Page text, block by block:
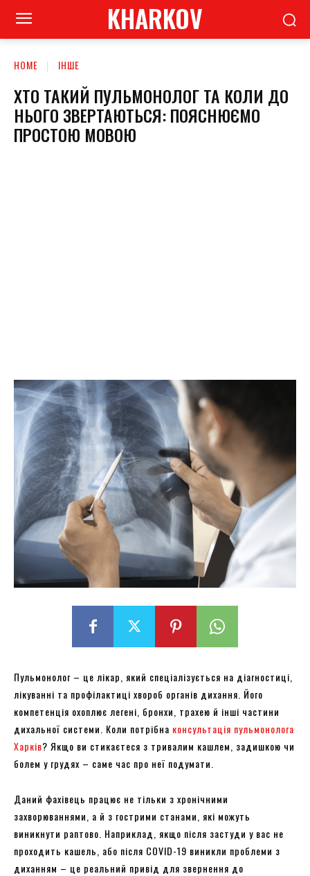
KHARKOV
HOME ІНШЕ
ХТО ТАКИЙ ПУЛЬМОНОЛОГ ТА КОЛИ ДО
НЬОГО ЗВЕРТАЮТЬСЯ: ПОЯСНЮЄМО
ПРОСТОЮ МОВОЮ
Пульмонолог – це лікар, який спеціалізується на діагностиці,
лікуванні та профілактиці хвороб органів дихання. Його
компетенція охоплює легені, бронхи, трахею й інші частини
дихальної системи. Коли потрібна консультація пульмонолога
Харків? Якщо ви стикаєтеся з тривалим кашлем, задишкою чи
болем у грудях – саме час про неї подумати.
Даний фахівець працює не тільки з хронічними
захворюваннями, а й з гострими станами, які можуть
виникнути раптово. Наприклад, якщо після застуди у вас не
проходить кашель, або після COVID-19 виникли проблеми з
диханням – це реальний привід для звернення до